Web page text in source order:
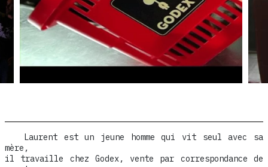
Laurent est un jeune homme qui vit seul avec sa
mère,
il travaille chez Godex, vente par correspondance de